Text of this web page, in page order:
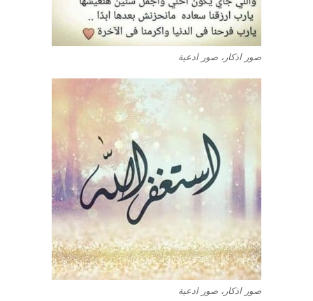
صور اذكار، صور ادعية
صور اذكار، صور ادعية